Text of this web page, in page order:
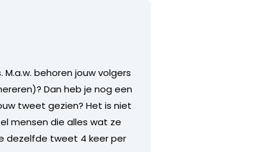
behoren jouw volgers
Dan heb je nog een
tweet gezien? Het is niet
mensen die alles wat ze
dezelfde tweet 4 keer per